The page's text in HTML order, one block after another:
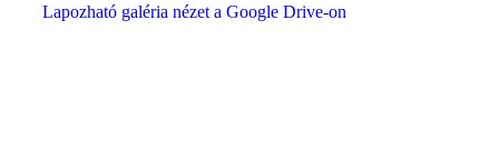
Lapozható galéria nézet a Google Drive-on